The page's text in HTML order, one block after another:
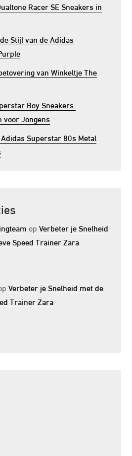
Racer SE Sneakers in
Stijl van de Adidas
van Winkeltje The
Boy Sneakers:
voor Jongens
Superstar 80s Metal
opVerbeter je Snelheid
Speed Trainer Zara
Verbeter je Snelheid met de
Trainer Zara